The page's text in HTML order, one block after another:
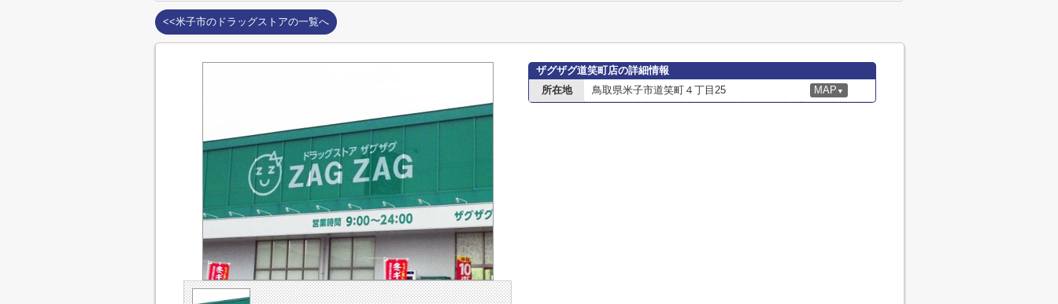
<<米子市のドラッグストアの一覧へ
ザグザグ道笑町店の詳細情報
所在地
鳥取県米子市道笑町４丁目25 MAP ▼